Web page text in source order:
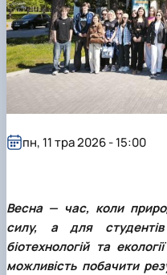
аудит»
Весна — час, коли
силу, а для
біотехнологій та
можливість побачити
пн, 11 тра 2026 - 15:00